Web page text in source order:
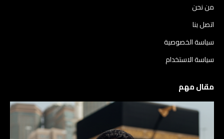
من نحن
اتصل بنا
سياسة الخصوصية
سياسة الاستخدام
مقال مهم